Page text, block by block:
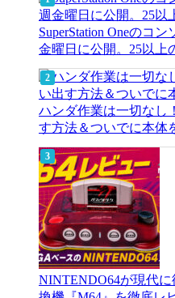
SuperStation Oneのコ
金曜日に公開。25以上
ハンダ作業は一切な
す方法＆ついでに本体
NINTENDO64が現代